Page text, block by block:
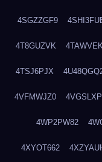
4SGZZGF9
4T8GUZVK
4TSJ6PJX
4VFMWJZ0
4WP2PW82
4XYOT662